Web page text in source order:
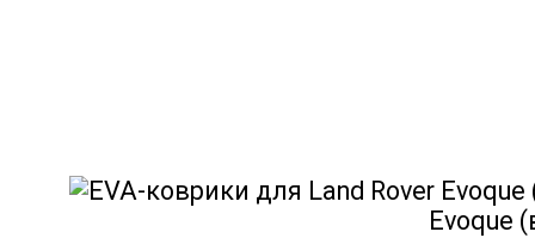
Evoque